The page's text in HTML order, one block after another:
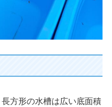
方形の水槽は広い底面積